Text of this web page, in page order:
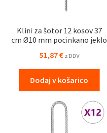
Klini za šotor 12 kosov 37
cm Ø10 mm pocinkano jeklo
51,87€ z DDV
Dodaj v košarico